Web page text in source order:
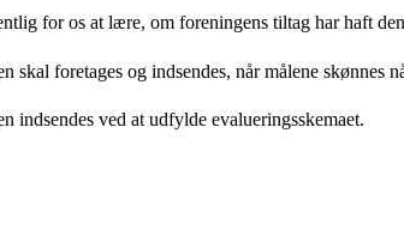
for os at lære, om foreningens tiltag har haft
skal foretages og indsendes, når målene
indsendes ved at udfylde evalueringsskemaet.